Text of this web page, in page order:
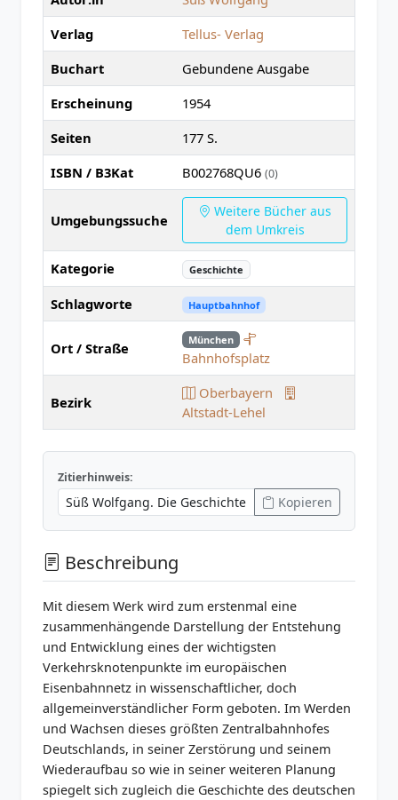
Verlag
Tellus- Verlag
Buchart
Gebundene Ausgabe
Erscheinung
1954
Seiten
177 S.
ISBN / B3Kat
B002768QU6 (0)
Umgebungssuche
Weitere Bücher aus
dem Umkreis
Kategorie Geschichte
Schlagworte Hauptbahnhof
Ort / Straße München
Bahnhofsplatz
Bezirk
Oberbayern
Altstadt-Lehel
Zitierhinweis:
Kopieren
Beschreibung
Mit diesem Werk wird zum erstenmal eine
zusammenhängende Darstellung der Entstehung
und Entwicklung eines der wichtigsten
Verkehrsknotenpunkte im europäischen
Eisenbahnnetz in wissenschaftlicher, doch
allgemeinverständlicher Form geboten. Im Werden
und Wachsen dieses größten Zentralbahnhofes
Deutschlands, in seiner Zerstörung und seinem
Wiederaufbau so wie in seiner weiteren Planung
spiegelt sich zugleich die Geschichte des deutschen